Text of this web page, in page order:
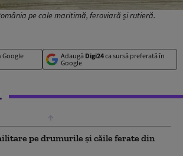
pe cale maritimă, feroviară și rutieră.
Google
Adaugă Digi24ca sursă preferată în
Google
pe drumurile și căile ferate din